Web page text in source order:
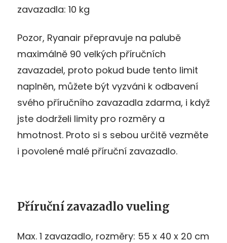
zavazadla: 10 kg
Pozor, Ryanair přepravuje na palubě
maximálně 90 velkých příručních
zavazadel, proto pokud bude tento limit
naplněn, můžete být vyzváni k odbavení
svého příručního zavazadla zdarma, i když
jste dodrželi limity pro rozměry a
hmotnost. Proto si s sebou určitě vezměte
i povolené malé příruční zavazadlo.
Příruční zavazadlo vueling
Max. 1 zavazadlo, rozměry: 55 x 40 x 20 cm